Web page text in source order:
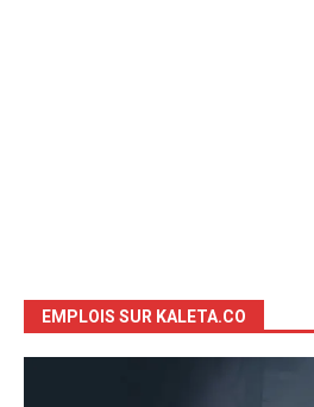
EMPLOIS SUR KALETA.CO